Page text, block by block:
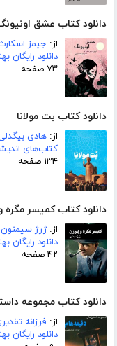
دانلود کتاب عشق
از: جیمز
دانلود رایگان
۷۳ صفحه
دانلود کتاب بت مولانا
از: هادی
کتاب‌های
۱۳۴ صفحه
دانلود کتاب کمیسر مگره
از:ژرژ سیمنون
دانلود رایگان
۴۲ صفحه
دانلود کتاب مجموعه
از: فرزانه
دانلود رایگان